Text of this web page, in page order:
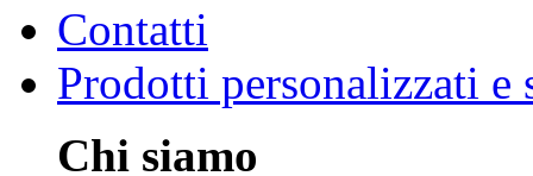
Contatti
Prodotti personalizzati e
Chi siamo